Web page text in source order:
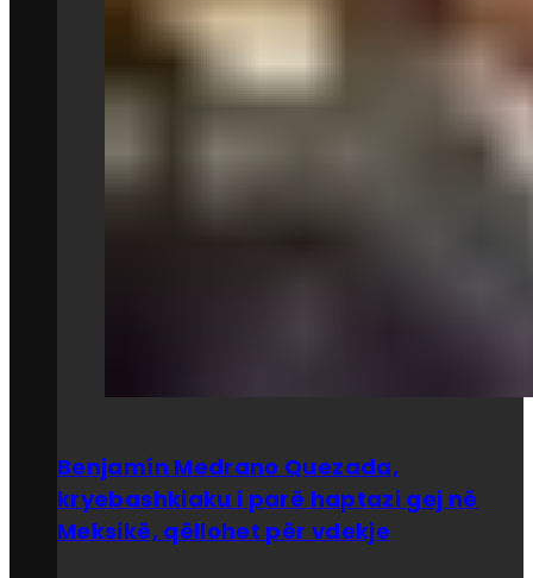
Benjamín Medrano Quezada,
kryebashkiaku i parë haptazi gej në
Meksikë, qëllohet për vdekje